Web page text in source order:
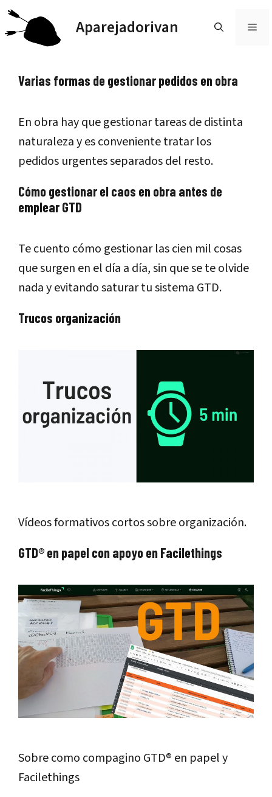
Saltar
al
contenido
Aparejadorivan
Varias formas de gestionar pedidos en obra
En obra hay que gestionar tareas de distinta
naturaleza y es conveniente tratar los
pedidos urgentes separados del resto.
Cómo gestionar el caos en obra antes de
emplear GTD
Te cuento cómo gestionar las cien mil cosas
que surgen en el día a día, sin que se te olvide
nada y evitando saturar tu sistema GTD.
Trucos organización
Vídeos formativos cortos sobre organización.
GTD® en papel con apoyo en Facilethings
Sobre como compagino GTD® en papel y
Facilethings